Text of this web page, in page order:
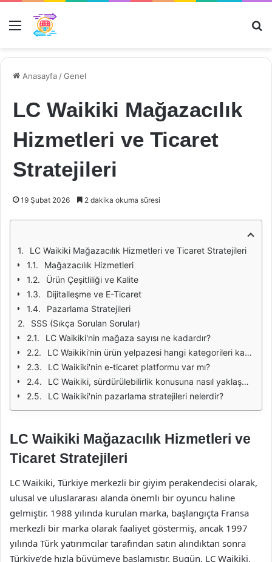
Menü
Anasayfa /Genel
LC Waikiki Mağazacılık
Hizmetleri ve Ticaret
Stratejileri
19 Şubat 2026 2 dakika okuma süresi
LC Waikiki Mağazacılık Hizmetleri ve Ticaret Stratejileri
Mağazacılık Hizmetleri
Ürün Çeşitliliği ve Kalite
Dijitalleşme ve E-Ticaret
Pazarlama Stratejileri
SSS (Sıkça Sorulan Sorular)
LC Waikiki'nin mağaza sayısı ne kadardır?
LC Waikiki'nin ürün yelpazesi hangi kategorileri kapsamaktadır?
LC Waikiki'nin e-ticaret platformu var mı?
LC Waikiki, sürdürülebilirlik konusuna nasıl yaklaşmaktadır?
LC Waikiki'nin pazarlama stratejileri nelerdir?
LC Waikiki Mağazacılık Hizmetleri ve
Ticaret Stratejileri
LC Waikiki, Türkiye merkezli bir giyim perakendecisi olarak,
ulusal ve uluslararası alanda önemli bir oyuncu haline
gelmiştir. 1988 yılında kurulan marka, başlangıçta Fransa
merkezli bir marka olarak faaliyet göstermiş, ancak 1997
yılında Türk yatırımcılar tarafından satın alındıktan sonra
Türkiye’de hızla büyümeye başlamıştır. Bugün, LC Waikiki,